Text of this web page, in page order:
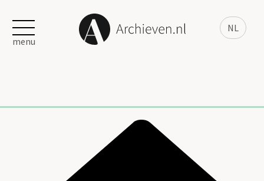
NL
menu